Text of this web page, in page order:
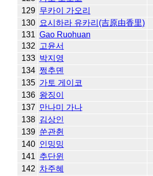
129 무카이 가오리
130 요시하라 유카리(吉原由香里)
131 Gao Ruohuan
132
고윤서
133 박지영
134 쩡추뎬
135 가토 게이코
136 왕징이
137 만나미 가나
138 김상인
139 쑨관췬
140 인밍밍
141 추단윈
142 차주혜